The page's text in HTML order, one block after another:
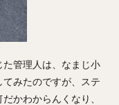
管理人は、なまじ小
みたのですが、ステ
かわからんくなり、